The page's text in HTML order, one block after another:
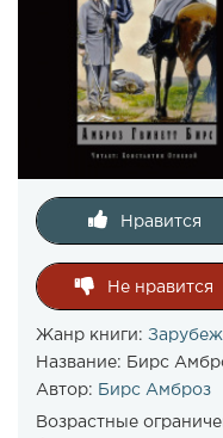
Нравится
Не нравится
Жанр книги:
Название: Бирс
Автор: Бирс Амброз
Возрастные